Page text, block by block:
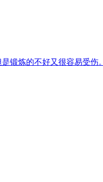
锻炼的不好又很容易受